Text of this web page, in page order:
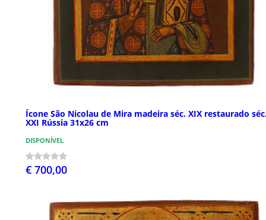
Ícone São Nicolau de Mira madeira séc. XIX restaurado
XXI Rússia 31x26 cm
DISPONÍVEL
€ 700,00